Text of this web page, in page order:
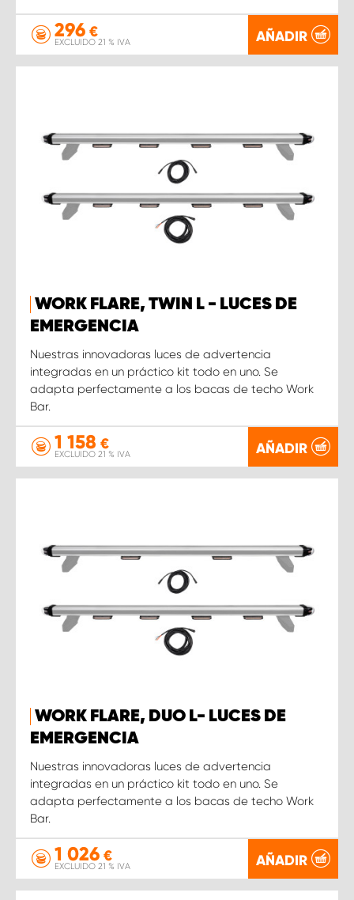
296 €
EXCLUIDO 21 % IVA AÑADIR
WORK FLARE, TWIN L - LUCES DE
EMERGENCIA
Nuestras innovadoras luces de advertencia
integradas en un práctico kit todo en uno. Se
adapta perfectamente a los bacas de techo Work
Bar.
1 158 €
EXCLUIDO 21 % IVA AÑADIR
WORK FLARE, DUO L- LUCES DE
EMERGENCIA
Nuestras innovadoras luces de advertencia
integradas en un práctico kit todo en uno. Se
adapta perfectamente a los bacas de techo Work
Bar.
1 026 €
EXCLUIDO 21 % IVA AÑADIR